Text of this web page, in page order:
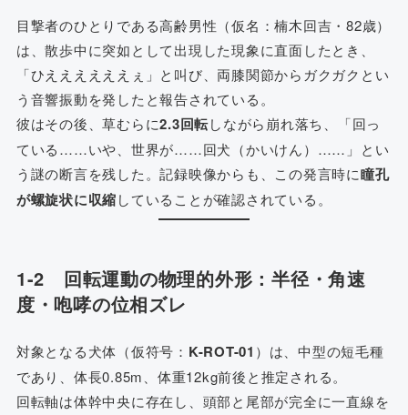
目撃者のひとりである高齢男性（仮名：楠木回吉・82歳）
は、散歩中に突如として出現した現象に直面したとき、
「ひええええええぇ」と叫び、両膝関節からガクガクとい
う音響振動を発したと報告されている。
彼はその後、草むらに2.3回転しながら崩れ落ち、「回っ
ている……いや、世界が……回犬（かいけん）……」とい
う謎の断言を残した。記録映像からも、この発言時に瞳孔
が螺旋状に収縮していることが確認されている。
1-2 回転運動の物理的外形：半径・角速
度・咆哮の位相ズレ
対象となる犬体（仮符号： K-ROT-01 ）は、中型の短毛種
であり、体長0.85m、体重12kg前後と推定される。
回転軸は体幹中央に存在し、頭部と尾部が完全に一直線を